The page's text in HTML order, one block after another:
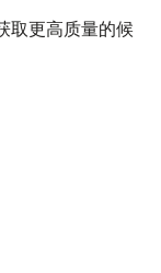
取更高质量的候